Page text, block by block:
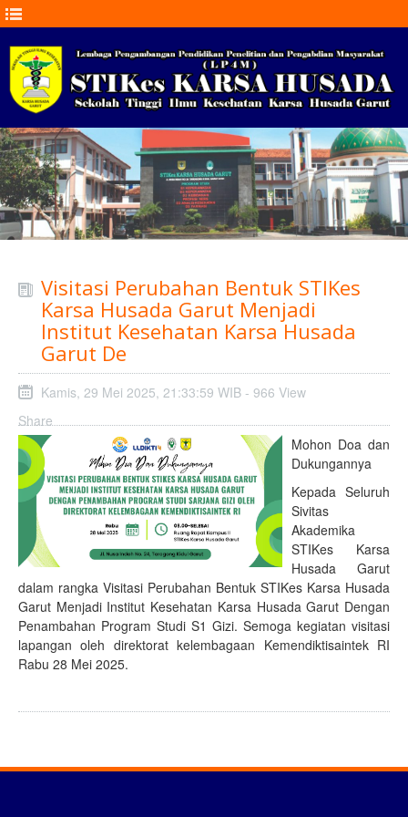
Visitasi Perubahan Bentuk STIKes
Karsa Husada Garut Menjadi
Institut Kesehatan Karsa Husada
Garut De
Kamis, 29 Mei 2025, 21:33:59 WIB - 966 View
Share
Mohon Doa dan
Dukungannya
Kepada Seluruh
Sivitas
Akademika
STIKes Karsa
Husada Garut
dalam rangka Visitasi Perubahan Bentuk STIKes Karsa Husada
Garut Menjadi Institut Kesehatan Karsa Husada Garut Dengan
Penambahan Program Studi S1 Gizi. Semoga kegiatan visitasi
lapangan oleh direktorat kelembagaan Kemendiktisaintek RI
Rabu 28 Mei 2025.